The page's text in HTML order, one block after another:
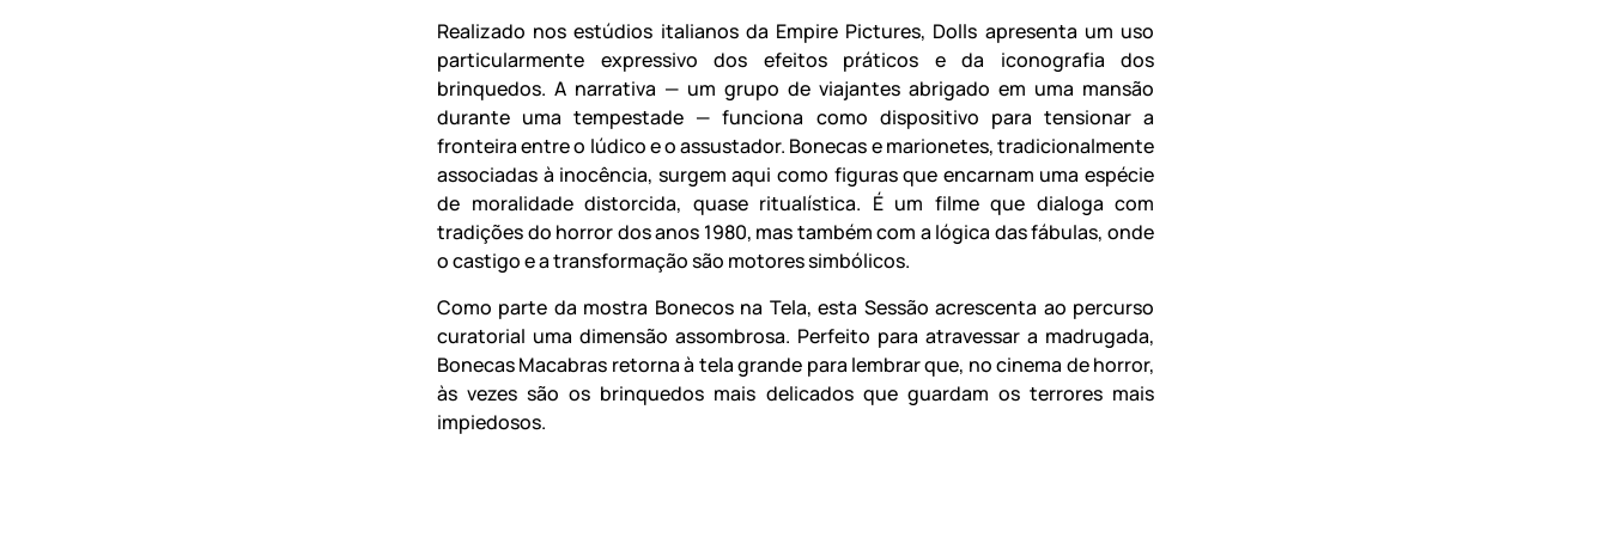
Realizado nos estúdios italianos da Empire Pictures, Dolls apresenta um uso
particularmente expressivo dos efeitos práticos e da iconografia dos
brinquedos. A narrativa — um grupo de viajantes abrigado em uma mansão
durante uma tempestade — funciona como dispositivo para tensionar a
fronteira entre o lúdico e o assustador. Bonecas e marionetes, tradicionalmente
associadas à inocência, surgem aqui como figuras que encarnam uma espécie
de moralidade distorcida, quase ritualística. É um filme que dialoga com
tradições do horror dos anos 1980, mas também com a lógica das fábulas, onde
o castigo e a transformação são motores simbólicos.
Como parte da mostra Bonecos na Tela, esta Sessão acrescenta ao percurso
curatorial uma dimensão assombrosa. Perfeito para atravessar a madrugada,
Bonecas Macabras retorna à tela grande para lembrar que, no cinema de horror,
às vezes são os brinquedos mais delicados que guardam os terrores mais
impiedosos.